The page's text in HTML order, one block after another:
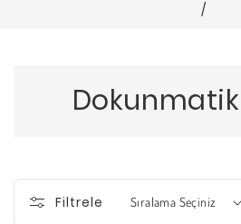
/
Filtrele